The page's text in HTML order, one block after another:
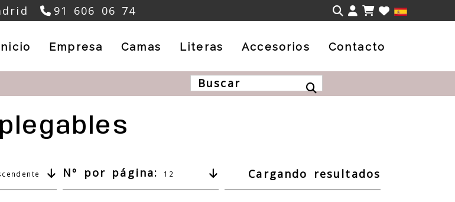
91 606 06 74 Identifícate
Empresa Camas Literas Accesorios Contacto
Nº por página: 12 Cargando resultados